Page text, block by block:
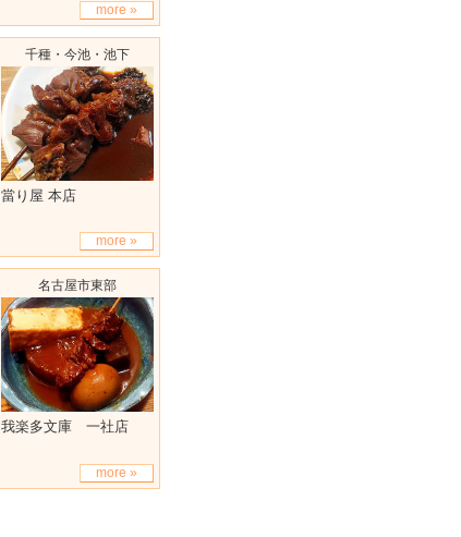
more »
千種・今池・池下
當り屋 本店
more »
名古屋市東部
我楽多文庫 一社店
more »